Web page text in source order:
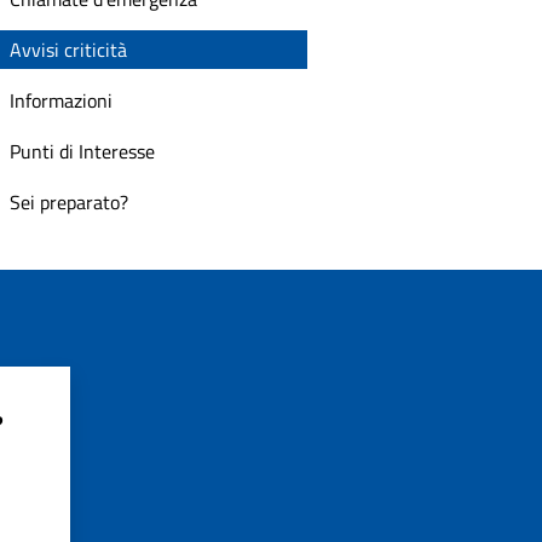
Avvisi criticità
Informazioni
Punti di Interesse
Sei preparato?